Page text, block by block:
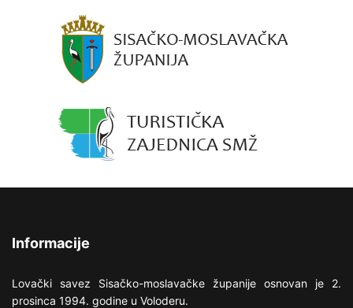
Informacije
Lovački savez Sisačko-moslavačke županije osnovan je 2.
prosinca 1994. godine u Voloderu.